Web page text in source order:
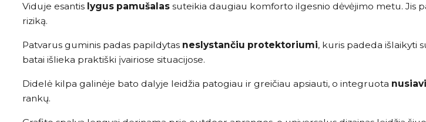
Viduje esantis lygus pamušalas suteikia daugiau komforto ilgesnio dėvėjimo metu. Jis
riziką.
Patvarus guminis padas papildytas neslystančiu protektoriumi, kuris padeda išlaikyti
batai išlieka praktiški įvairiose situacijose.
Didelė kilpa galinėje bato dalyje leidžia patogiau ir greičiau apsiauti, o integruota
rankų.